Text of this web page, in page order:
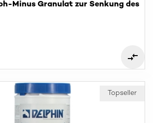
Minus Granulat zur Senkung des
Topseller